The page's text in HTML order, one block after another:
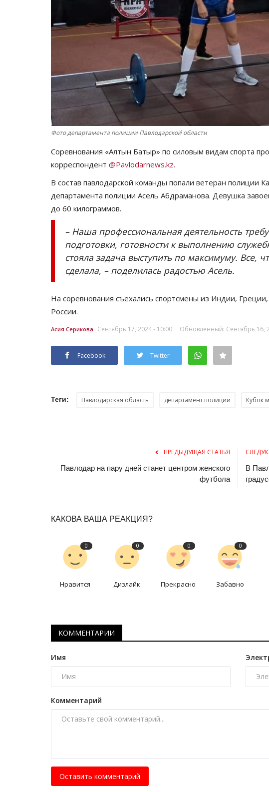
Фото департамента полиции Павлодарской области
Соревнования «Алтын Батыр» по силовым видам спорта
корреспондент @Pavlodarnews.kz.
В состав павлодарской команды попали ветеран полиции
департамента полиции Асель Абдраманова. Девушка
до 60 килограммов.
– Наша профессиональная деятельность
подготовки, готовности к выполнению
стояла задача выступить по максимуму. Все,
сделала, – поделилась радостью Асель.
На соревнования съехались спортсмены из Индии,
России.
Асия Серикова Сентябрь 17, 2024 - 10:00 Обновленный: Сентябрь 16,
Facebook Twitter
Теги: Павлодарская область департамент полиции Кубок
ПРЕДЫДУЩАЯ СТАТЬЯ
Павлодар на пару дней станет центром женского
футбола
В
КАКОВА ВАША РЕАКЦИЯ?
0
Нравится
0
Дизлайк
0
Прекрасно
0
Забавно
КОММЕНТАРИИ
Имя
Комментарий
Оставить комментарий
Футбол
Июль 22, 2026 0 397
Первое место по итогам голосования журналистов со
всего мира занял капитан сборной...